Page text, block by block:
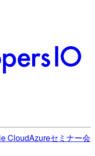
CloudAzureセミナー会